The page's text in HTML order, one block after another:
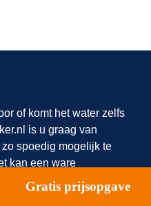
of komt het water zelfs
is u graag van
spoedig mogelijk te
kan een ware
toilet niet meer
ook een behoorlijk
Gratis prijsopgave